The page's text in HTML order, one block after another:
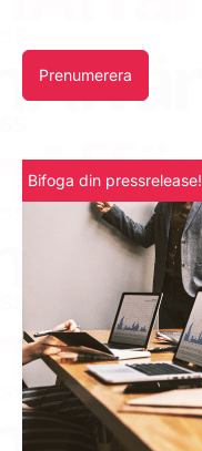
Prenumerera
Bifoga din pressrelease!